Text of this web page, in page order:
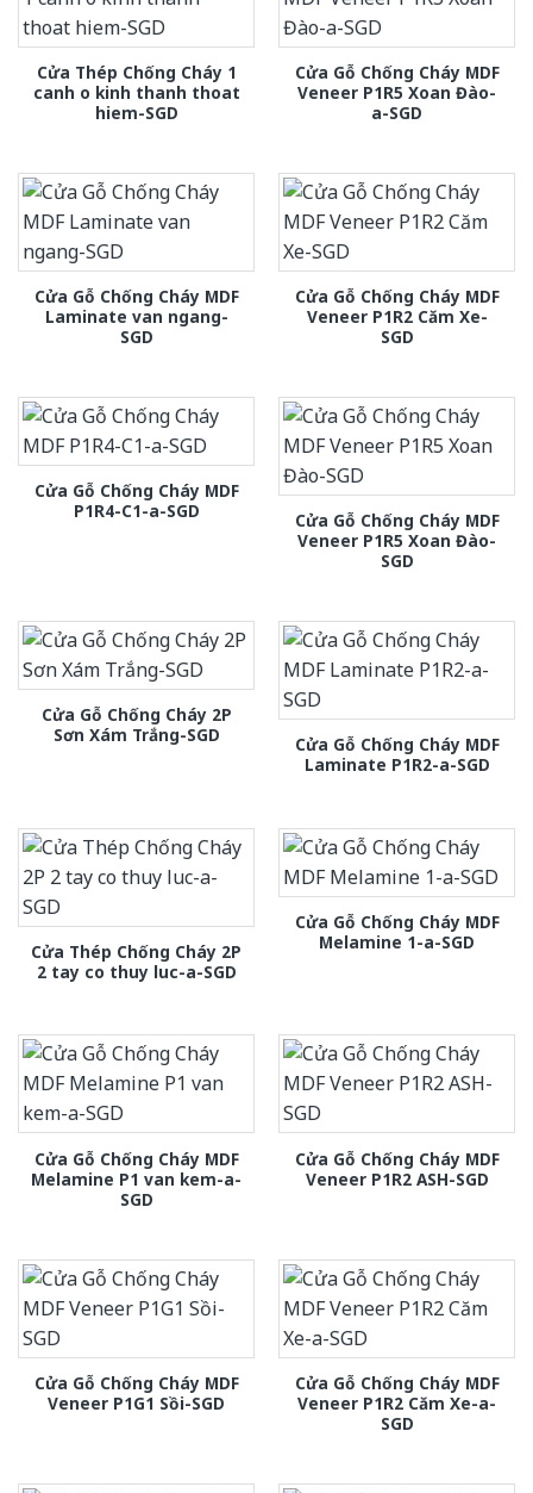
Cửa Thép Chống Cháy 1
canh o kinh thanh thoat
hiem-SGD
Cửa Gỗ Chống Cháy MDF
Veneer P1R5 Xoan Đào-
a-SGD
Cửa Gỗ Chống Cháy MDF
Laminate van ngang-
SGD
Cửa Gỗ Chống Cháy MDF
Veneer P1R2 Căm Xe-
SGD
Cửa Gỗ Chống Cháy MDF
P1R4-C1-a-SGD
Cửa Gỗ Chống Cháy MDF
Veneer P1R5 Xoan Đào-
SGD
Cửa Gỗ Chống Cháy 2P
Sơn Xám Trắng-SGD
Cửa Gỗ Chống Cháy MDF
Laminate P1R2-a-SGD
Cửa Thép Chống Cháy 2P
2 tay co thuy luc-a-SGD
Cửa Gỗ Chống Cháy MDF
Melamine 1-a-SGD
Cửa Gỗ Chống Cháy MDF
Melamine P1 van kem-a-
SGD
Cửa Gỗ Chống Cháy MDF
Veneer P1R2 ASH-SGD
Cửa Gỗ Chống Cháy MDF
Veneer P1G1 Sồi-SGD
Cửa Gỗ Chống Cháy MDF
Veneer P1R2 Căm Xe-a-
SGD